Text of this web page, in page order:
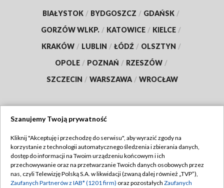
BIAŁYSTOK / BYDGOSZCZ / GDAŃSK /
GORZÓW WLKP. / KATOWICE / KIELCE /
KRAKÓW / LUBLIN / ŁÓDŹ / OLSZTYN /
OPOLE / POZNAŃ / RZESZÓW /
SZCZECIN / WARSZAWA / WROCŁAW
TVP
Abonament TVP
Emisja w TVP
Regulamin TVP
Polityka prywatności
Szanujemy Twoją prywatność
Kliknij "Akceptuję i przechodzę do serwisu", aby wyrazić zgody na
korzystanie z technologii automatycznego śledzenia i zbierania danych,
dostęp do informacji na Twoim urządzeniu końcowym i ich
przechowywanie oraz na przetwarzanie Twoich danych osobowych przez
nas, czyli Telewizję Polską S.A. w likwidacji (zwaną dalej również „TVP”),
Zaufanych Partnerów z IAB* (1201 firm) oraz pozostałych Zaufanych